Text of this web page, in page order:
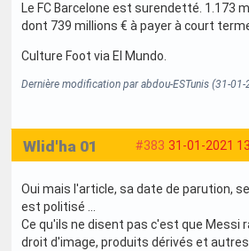
Le FC Barcelone est surendetté. 1.173
dont 739 millions € à payer à court
Culture Foot via El Mundo.
Dernière modification par abdou-ESTunis (31-
#383 31-01-2021
Wlid'ha 01
Oui mais l'article, sa date de parution,
est politisé ...
Ce qu'ils ne disent pas c'est que Messi
droit d'image, produits dérivés et